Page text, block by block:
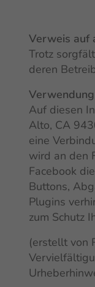
Verweis auf
Trotz
deren
Auf diesen
Alto, CA
eine
wird an den
Facebook
Buttons,
Plugins
zum Schutz
(erstellt von